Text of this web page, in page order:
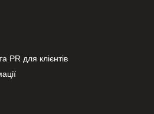
PR для клієнтів